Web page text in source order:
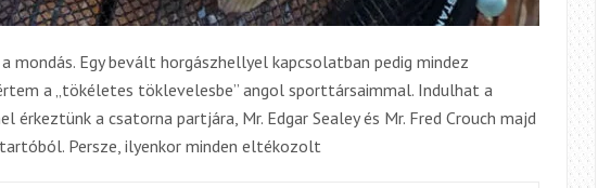
mondás. Egy bevált horgászhellyel kapcsolatban pedig mindez
a „tökéletes töklevelesbe” angol sporttársaimmal. Indulhat a
érkeztünk a csatorna partjára, Mr. Edgar Sealey és Mr. Fred Crouch majd
Persze, ilyenkor minden eltékozolt